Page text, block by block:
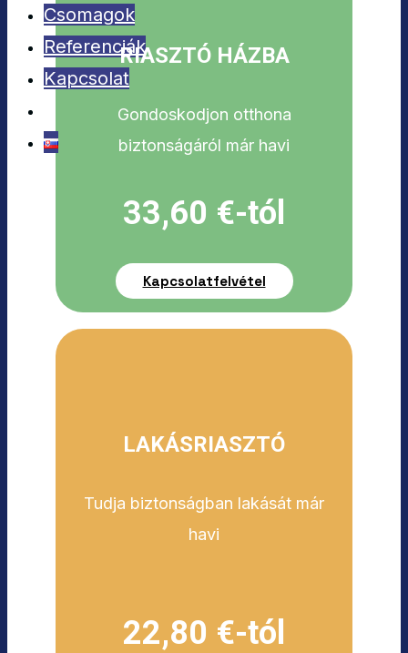
Csomagok
Referenciák
Kapcsolat
RIASZTÓ HÁZBA
Gondoskodjon otthona
biztonságáról már havi
33,60 €-tól
Kapcsolatfelvétel
LAKÁSRIASZTÓ
Tudja biztonságban lakását már
havi
22,80 €-tól